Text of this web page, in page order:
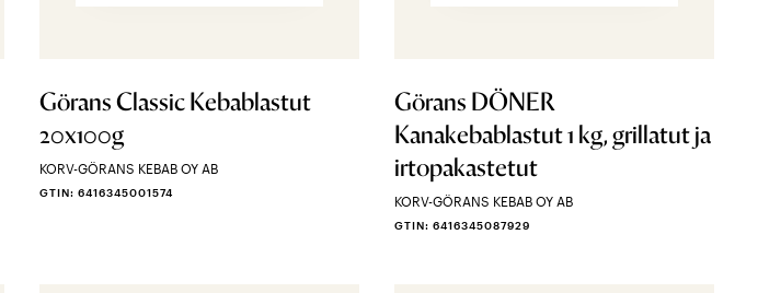
Görans Classic Kebablastut
20x100g
KORV-GÖRANS KEBAB OY AB
GTIN: 6416345001574
Görans DÖNER
Kanakebablastut 1 kg, grillatut ja
irtopakastetut
KORV-GÖRANS KEBAB OY AB
GTIN: 6416345087929